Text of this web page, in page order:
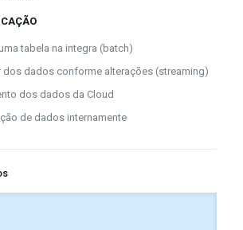
tabela na integra (batch)
dos dados conforme alterações (streaming)
dos dados da Cloud
de dados internamente